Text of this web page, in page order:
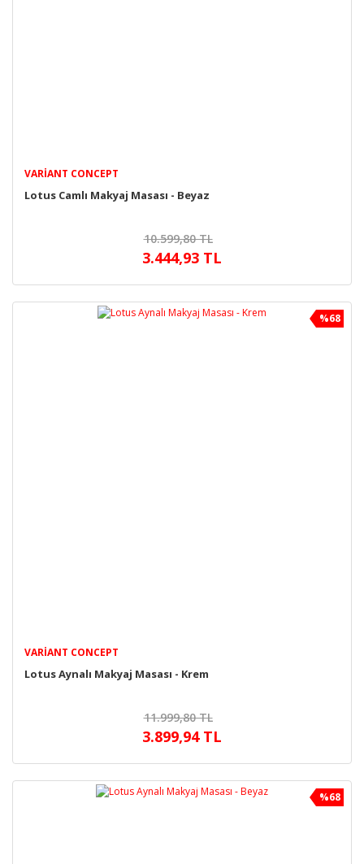
VARIANT CONCEPT
Lotus Camlı Makyaj Masası - Beyaz
10.599,80 TL
3.444,93 TL
%68
VARIANT CONCEPT
Lotus Aynalı Makyaj Masası - Krem
11.999,80 TL
3.899,94 TL
%68